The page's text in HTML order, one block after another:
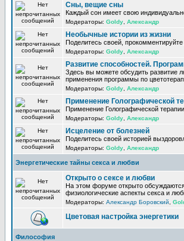
Сны, вещие сны
Каждый сон имеет свою
Модераторы: Goldy Александр
Необычные истории из жизни
Поделитесь своей, прокомментируйте
Модераторы: Goldy Александр
Развитие способностей.
Здесь вы можете обсудить развитие
применения программы по
Модераторы: Goldy Александр
Применение Голографической
Применение Голографической
Модераторы: Goldy Александр
Исцеление от болезней
Поделитесь своей историей
Модераторы: Goldy Александр
Энергетические тайны секса и любви
Открыто о сексе и любви
На этом форуме открыто
физиологические аспекты секса и
Модераторы: Александр Боровский
Цветовая настройка энергетики
Философия